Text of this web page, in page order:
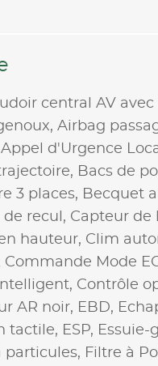
central AV
Airbag
Appel d'Urgence
Bacs de
3 places, Becquet
de recul, Capteur de
hauteur, Clim
Commande Mode
Contrôle
AR noir, EBD,
tactile, ESP, Essuie-
particules, Filtre à